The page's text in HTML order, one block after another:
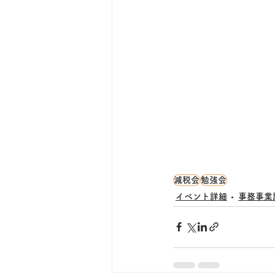
減税会勉強会
イベント詳細
事務事業